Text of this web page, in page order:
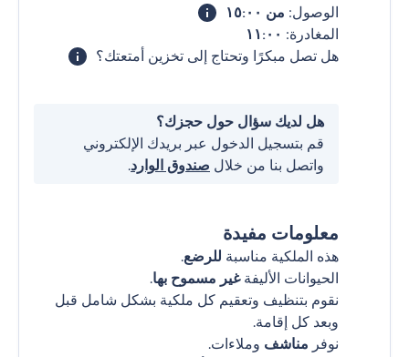
الوصول: من ١٥:٠٠
المغادرة: ١١:٠٠
هل تصل مبكرًا وتحتاج إلى تخزين أمتعتك؟
هل لديك سؤال حول حجزك؟
قم بتسجيل الدخول عبر بريدك الإلكتروني
واتصل بنا من خلال صندوق الوارد.
معلومات مفيدة
هذه الملكية مناسبة للرضع.
الحيوانات الأليفةغير مسموح بها.
نقوم بتنظيف وتعقيم كل ملكية بشكل شامل قبل
وبعد كل إقامة.
نوفر مناشف وملاءات.